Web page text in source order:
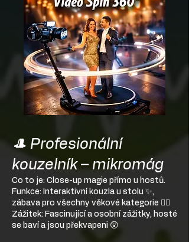
🎩 Profesionální
kouzelník – mikromág
Co to je: Close-up magie přímo u hostů.
Funkce: Interaktivní kouzla u stolu ✨,
zábava pro všechny věkové kategorie 🧙‍♂️
Zážitek: Fascinující a osobní zážitky, hosté
se baví a jsou překvapeni 😲